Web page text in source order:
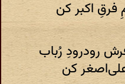
فرقِ اکبر کن
رودرودِ رُباب
کن